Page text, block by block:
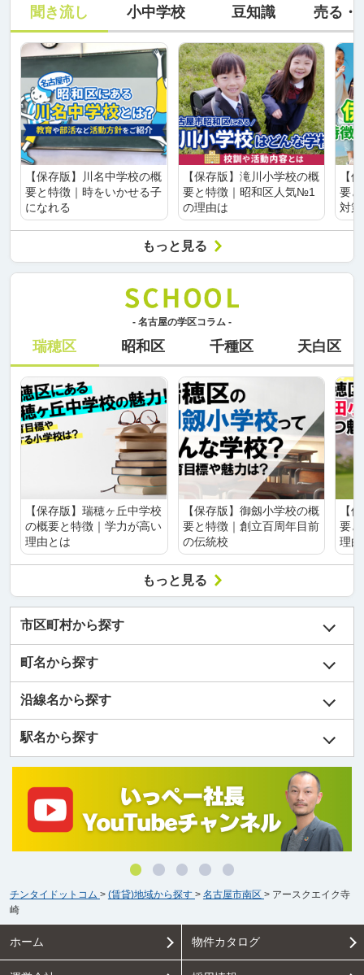
聞き流し 小中学校 豆知識 売る・
【保存版】川名中学校の概
要と特徴｜時をいかせる子
になれる
【保存版】滝川小学校の概
要と特徴｜昭和区人気№1
の理由は
【
要
対
もっと見る
- 名古屋の学区コラム -
瑞穂区 昭和区 千種区 天白区
【保存版】瑞穂ヶ丘中学校
の概要と特徴｜学力が高い
理由とは
【保存版】御劔小学校の概
要と特徴｜創立百周年目前
の伝統校
【
要
理
もっと見る
市区町村から探す
町名から探す
沿線名から探す
駅名から探す
チンタイドットコム > (賃貸)地域から探す > 名古屋市南区 > アースクエイク寺
崎
ホーム 物件カタログ